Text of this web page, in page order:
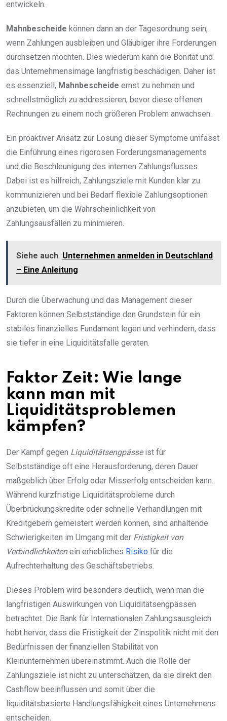
entwickeln.
Mahnbescheide können dann an der Tagesordnung sein,
wenn Zahlungen ausbleiben und Gläubiger ihre Forderungen
durchsetzen möchten. Dies wiederum kann die Bonität und
das Unternehmensimage langfristig beschädigen. Daher ist
es essenziell, Mahnbescheide ernst zu nehmen und
schnellstmöglich zu addressieren, bevor diese offenen
Rechnungen zu einem noch größeren Problem anwachsen.
Ein proaktiver Ansatz zur Lösung dieser Symptome umfasst
die Einführung eines rigorosen Forderungsmanagements
und die Beschleunigung des internen Zahlungsflusses.
Dabei ist es hilfreich, Zahlungsziele mit Kunden klar zu
kommunizieren und bei Bedarf flexible Zahlungsoptionen
anzubieten, um die Wahrscheinlichkeit von
Zahlungsausfällen zu minimieren.
Siehe auch Unternehmen anmelden in Deutschland
– Eine Anleitung
Durch die Überwachung und das Management dieser
Faktoren können Selbstständige den Grundstein für ein
stabiles finanzielles Fundament legen und verhindern, dass
sie tiefer in eine Liquiditätsfalle geraten.
Faktor Zeit: Wie lange
kann man mit
Liquiditätsproblemen
kämpfen?
Der Kampf gegen Liquiditätsengpässeist für
Selbstständige oft eine Herausforderung, deren Dauer
maßgeblich über Erfolg oder Misserfolg entscheiden kann.
Während kurzfristige Liquiditätsprobleme durch
Überbrückungskredite oder schnelle Verhandlungen mit
Kreditgebern gemeistert werden können, sind anhaltende
Schwierigkeiten im Umgang mit der Fristigkeit von
Verbindlichkeitenein erhebliches Risiko für die
Aufrechterhaltung des Geschäftsbetriebs.
Dieses Problem wird besonders deutlich, wenn man die
langfristigen Auswirkungen von Liquiditätsengpässen
betrachtet. Die Bank für Internationalen Zahlungsausgleich
hebt hervor, dass die Fristigkeit der Zinspolitik nicht mit den
Bedürfnissen der finanziellen Stabilität von
Kleinunternehmen übereinstimmt. Auch die Rolle der
Zahlungsziele ist nicht zu unterschätzen, da sie direkt den
Cashflow beeinflussen und somit über die
liquiditätsbasierte Handlungsfähigkeit eines Unternehmens
entscheiden.